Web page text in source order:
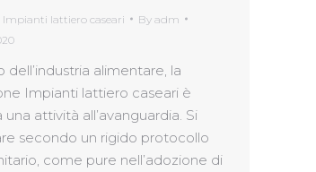
lattiero caseari By adm
dell’industria alimentare, la
Impianti lattiero caseari è
attività all’avanguardia. Si
secondo un rigido protocollo
come pure nell’adozione di